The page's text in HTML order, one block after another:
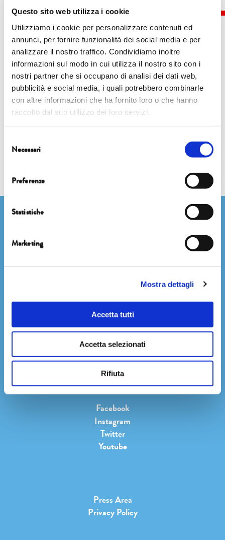
Questo sito web utilizza i cookie
Utilizziamo i cookie per personalizzare contenuti ed
annunci, per fornire funzionalità dei social media e per
analizzare il nostro traffico. Condividiamo inoltre
informazioni sul modo in cui utilizza il nostro sito con i
nostri partner che si occupano di analisi dei dati web,
pubblicità e social media, i quali potrebbero combinarle
con altre informazioni che ha fornito loro o che hanno
raccolto dal suo utilizzo dei loro servizi.
delNecessari
Preferenze
Statistiche
Marketing
Mostra dettagli
Accetta tutti
Accetta selezionati
Rifiuta
Eventi
8 ottobre | 15.00 | Complesso di San Micheletto – Sala Affresco
Accetto di ricevere comunicazioni su novità, eventi e promozioni
degli Editori Laterza, come indicato nel punto 2.b dell'informativa ex
Cliccando suIscrivitiaccetti l'informativa sulla privacy
Facebook
Instagram
Twitter
Youtube
Press Area
Privacy Policy